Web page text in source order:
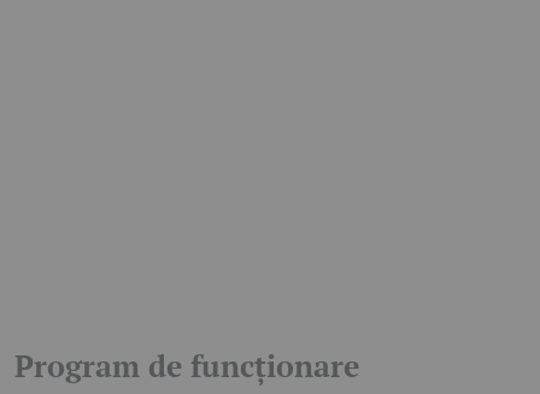
Program de funcționare